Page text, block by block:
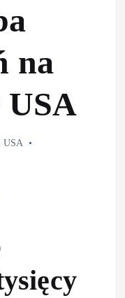
na
USA
USA